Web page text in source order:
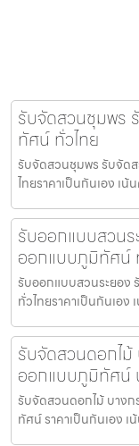
รับจัดสวนชุมพร
ทัศน์ ทั่วไทย
รับจัดสวนชุมพร รับจัด
ไทยราคาเป็นกันเอง เ
รับออกแบบสวน
ออกแบบภูมิทัศน์
รับออกแบบสวนระยอ
ทั่วไทยราคาเป็นกันเอ
รับจัดสวนดอกไ
ออกแบบภูมิทัศน์
รับจัดสวนดอกไม้ บาง
ทัศน์ ราคาเป็นกันเอง